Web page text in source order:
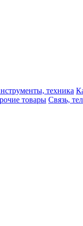
техника
товары Связь,